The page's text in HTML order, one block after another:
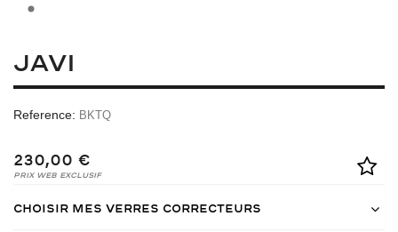
JAVI
Reference: BKTQ
230,00 €
Prix Web Exclusif
Choisir mes verres correcteurs